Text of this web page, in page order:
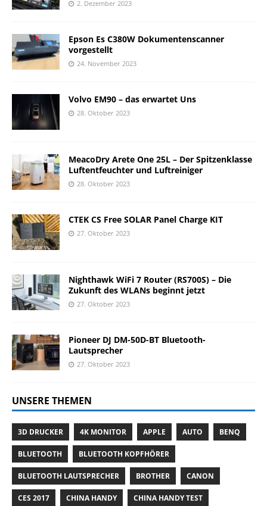
2. Dezember 2023
Epson Es C380W Dokumentenscanner
vorgestellt
24. November 2023
Volvo EM90 – das erwartet Uns
28. Oktober 2023
MeacoDry Arete One 25L – Der Spitzenklasse
Luftentfeuchter und Luftreiniger
28. Oktober 2023
CTEK CS Free SOLAR Panel Charge KIT
27. Oktober 2023
Nighthawk WiFi 7 Router (RS700S) – Die
Zukunft des WLANs beginnt jetzt
27. Oktober 2023
Pioneer DJ DM-50D-BT Bluetooth-
Lautsprecher
27. Oktober 2023
UNSERE THEMEN
3D DRUCKER 4K MONITOR APPLE AUTO BENQ
BLUETOOTH BLUETOOTH KOPFHÖRER
BLUETOOTH LAUTSPRECHER BROTHER CANON
CES 2017 CHINA HANDY CHINA HANDY TEST